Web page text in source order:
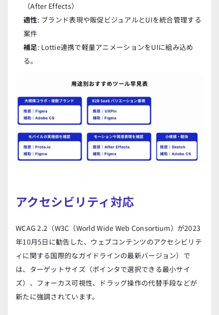
（After Effects）
適性: ブランド表現や販促ビジュアルとUIを統合管理する
案件
補足: Lottie連携で軽量アニメーションをUIに組み込め
る。
アクセシビリティ対応
WCAG 2.2（W3C（World Wide Web Consortium）が2023
年10月5日に勧告した、ウェブコンテンツのアクセシビリテ
ィに関する国際的なガイドラインの最新バージョン）で
は、ターゲットサイズ（ポインタで選択できる最小サイ
ズ）、フォーカス可視性、ドラッグ操作の代替手段などが
新たに強調されています。